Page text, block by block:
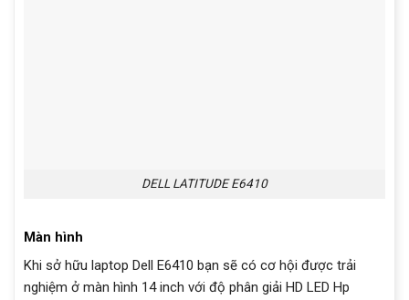
DELL LATITUDE E6410
Màn hình
Khi sở hữu laptop Dell E6410 bạn sẽ có cơ hội được trải
nghiệm ở màn hình 14 inch với độ phân giải HD LED Hp